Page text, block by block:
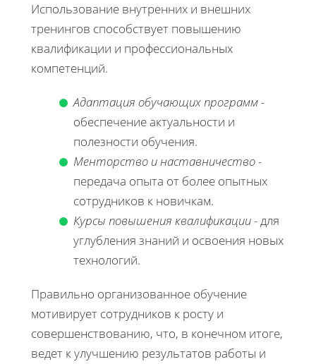
Использование внутренних и внешних
тренингов способствует повышению
квалификации и профессиональных
компетенций.
Адаптация обучающих программ-
обеспечение актуальности и
полезности обучения.
Менторство и наставничество-
передача опыта от более опытных
сотрудников к новичкам.
Курсы повышения квалификации- для
углубления знаний и освоения новых
технологий.
Правильно организованное обучение
мотивирует сотрудников к росту и
совершенствованию, что, в конечном итоге,
ведет к улучшению результатов работы и